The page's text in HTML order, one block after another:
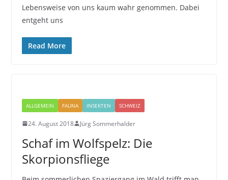
Lebensweise von uns kaum wahr genommen. Dabei
entgeht uns
Read More
ALLGEMEIN FAUNA INSEKTEN SCHWEIZ
24. August 2018 Jürg Sommerhalder
Schaf im Wolfspelz: Die
Skorpionsfliege